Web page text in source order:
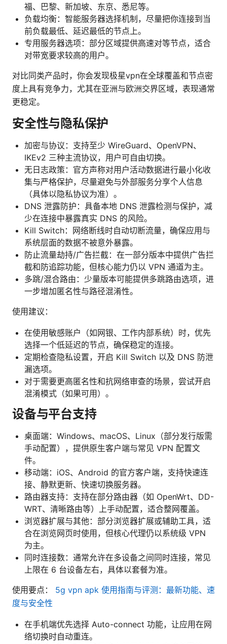
福、巴黎、新加坡、东京、悉尼等。
负载均衡：智能服务器选择机制，尽量把你连接到当
前负载最低、延迟最低的节点上。
专用服务器选项：部分区域提供高速对等节点，适合
对带宽要求较高的用户。
对比同类产品时，你会发现极星vpn在全球覆盖和节点密
度上具有竞争力，尤其在亚洲与欧洲交界区域，表现通常
更稳定。
安全性与隐私保护
加密与协议：支持至少 WireGuard、OpenVPN、
IKEv2 三种主流协议，用户可自由切换。
无日志政策：官方声称对用户活动数据进行最小化收
集与严格保护，尽量避免与外部服务分享个人信息
（具体以隐私协议为准）。
DNS 泄露防护：具备本地 DNS 泄露检测与保护，减
少在连接中暴露真实 DNS 的风险。
Kill Switch：网络断线时自动切断流量，确保应用与
系统层面的数据不被意外暴露。
防止流量劫持/广告拦截：在一部分版本中提供广告拦
截和防追踪功能，但核心能力仍以 VPN 通道为主。
多跳/混合路由：少量版本可能提供多跳路由选项，进
一步增加匿名性与路径混淆性。
使用建议：
在使用敏感账户（如网银、工作内部系统）时，优先
选择一个低延迟的节点，确保稳定的连接。
定期检查隐私设置，开启 Kill Switch 以及 DNS 防泄
漏选项。
对于需要更高匿名性和抗网络审查的场景，尝试开启
混淆模式（如果可用）。
设备与平台支持
桌面端：Windows、macOS、Linux（部分发行版需
手动配置），提供原生客户端与常见 VPN 配置文
件。
移动端：iOS、Android 的官方客户端，支持快速连
接、静默更新、快速切换服务器。
路由器支持：支持在部分路由器（如 OpenWrt、DD-
WRT、清晰路由等）上手动配置，适合整网覆盖。
浏览器扩展与其他：部分浏览器扩展或辅助工具，适
合在浏览网页时使用，但核心代理仍以系统级 VPN
为主。
同时连接数：通常允许在多设备之间同时连接，常见
上限在 6 台设备左右，具体以套餐为准。
使用要点： 5g vpn apk 使用指南与评测：最新功能、速
度与安全性
在手机端优先选择 Auto-connect 功能，让应用在网
络切换时自动重连。